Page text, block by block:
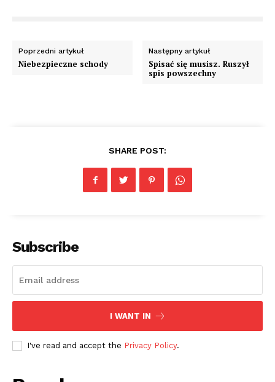
Poprzedni artykuł
Niebezpieczne schody
Następny artykuł
Spisać się musisz. Ruszył
spis powszechny
SHARE POST:
Subscribe
I WANT IN
I've read and accept the Privacy Policy.